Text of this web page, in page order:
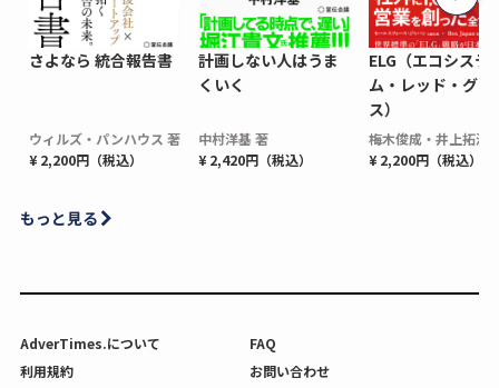
さよなら 統合報告書
ウィルズ・パンハウス 著
¥ 2,200円（税込）
計画しない人はうま
くいく
中村洋基 著
¥ 2,420円（税込）
ELG（エコシステ
ム・レッド・グロ
ス）
梅木俊成・井上拓海
¥ 2,200円（税込）
もっと見る
AdverTimes.について
FAQ
利用規約
お問い合わせ